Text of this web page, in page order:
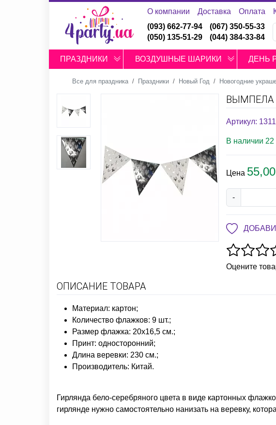
О компании Доставка Оплата
(093) 662-77-94
(050) 135-51-29
(067) 350-55-33
(044) 384-33-84
ПРАЗДНИКИ ВОЗДУШНЫЕ ШАРИКИ ДЕНЬ
Все для праздника Праздники Новый Год Новогодние
ВЫМПЕЛА
Артикул:
В наличии 22
Цена 55,00
-
Оцените
ОПИСАНИЕ ТОВАРА
Материал: картон;
Количество флажков: 9 шт.;
Размер флажка: 20х16,5 см.;
Принт: односторонний;
Длина веревки: 230 см.;
Производитель: Китай.
Гирлянда бело-серебряного цвета в виде картонных
гирлянде нужно самостоятельно нанизать на веревку,